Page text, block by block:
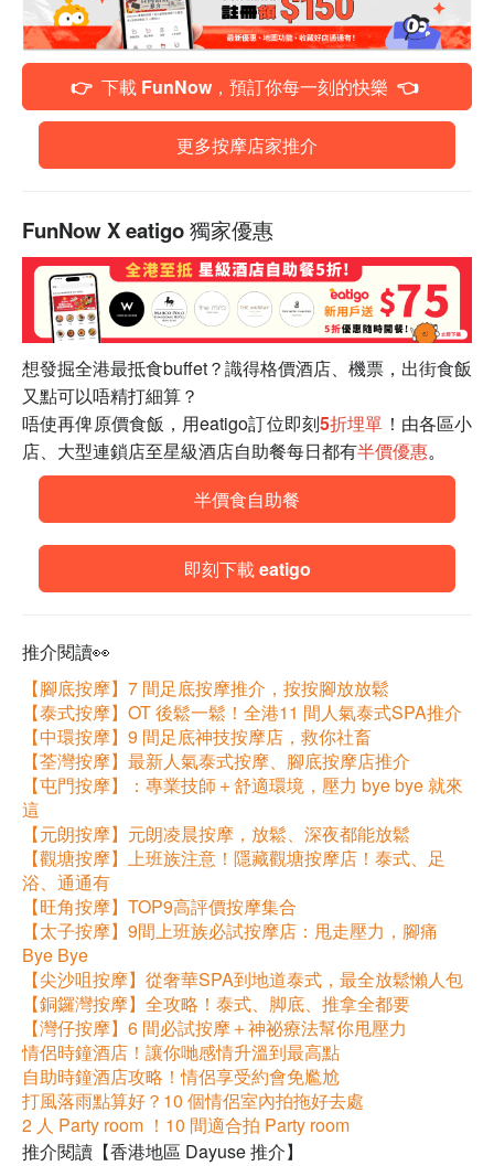
👉 下載 FunNow，預訂你每一刻的快樂 👈
更多按摩店家推介
FunNow X eatigo 獨家優惠
想發掘全港最抵食buffet？識得格價酒店、機票，出街食飯
又點可以唔精打細算？
唔使再俾原價食飯，用eatigo訂位即刻5折埋單 ！由各區小
店、大型連鎖店至星級酒店自助餐每日都有半價優惠。
半價食自助餐
即刻下載 eatigo
推介閱讀👀
【腳底按摩】7 間足底按摩推介，按按腳放放鬆
【泰式按摩】OT 後鬆一鬆！全港11 間人氣泰式SPA推介
【中環按摩】9 間足底神技按摩店，救你社畜
【荃灣按摩】最新人氣泰式按摩、腳底按摩店推介
【屯門按摩】：專業技師＋舒適環境，壓力 bye bye 就來
這
【元朗按摩】元朗凌晨按摩，放鬆、深夜都能放鬆
【觀塘按摩】上班族注意！隱藏觀塘按摩店！泰式、足
浴、通通有
【旺角按摩】TOP9高評價按摩集合
【太子按摩】9間上班族必試按摩店：甩走壓力，腳痛
Bye Bye
【尖沙咀按摩】從奢華SPA到地道泰式，最全放鬆懶人包
【銅鑼灣按摩】全攻略！泰式、脚底、推拿全都要
【灣仔按摩】6 間必試按摩＋神祕療法幫你甩壓力
情侶時鐘酒店！讓你哋感情升溫到最高點
自助時鐘酒店攻略！情侶享受約會免尷尬
打風落雨點算好？10 個情侶室內拍拖好去處
2 人 Party room ！10 間適合拍 Party room
推介閱讀【香港地區 Dayuse 推介】